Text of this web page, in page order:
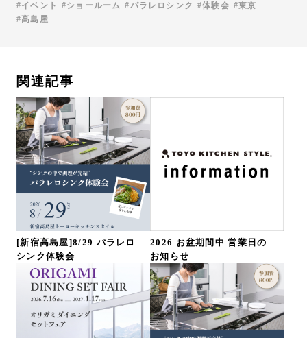
イベント ショールーム パラレロシンク 体験会
東京
高島屋
関連記事
[新宿高島屋]8/29 パラレロ
シンク体験会
2026 お盆期間中 営業日の
お知らせ